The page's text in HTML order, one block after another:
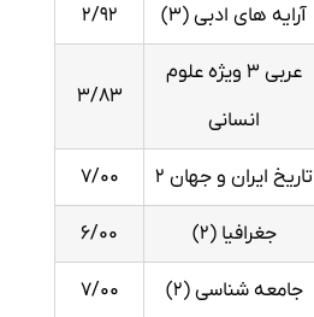
آرایه های ادبی (۳) ۲/۹۲
عربی ۳ ویژه علوم
انسانی
۳/۸۳
تاریخ ایران و جهان ۲ ۷/۰۰
جغرافیا (۲) ۶/۰۰
جامعه شناسی (۲) ۷/۰۰